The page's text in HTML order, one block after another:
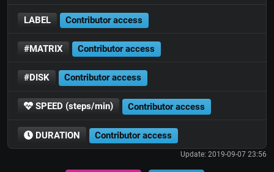
LABEL Contributor access
#MATRIX Contributor access
#DISK Contributor access
SPEED (steps/min) Contributor access
DURATION Contributor access
Update: 2019-09-07 23:56